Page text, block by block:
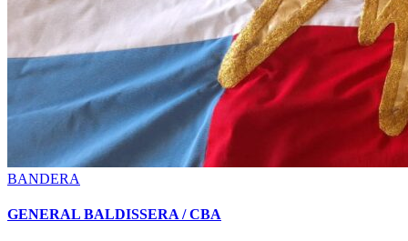
Posted
BANDERA
GENERAL BALDISSERA / CBA